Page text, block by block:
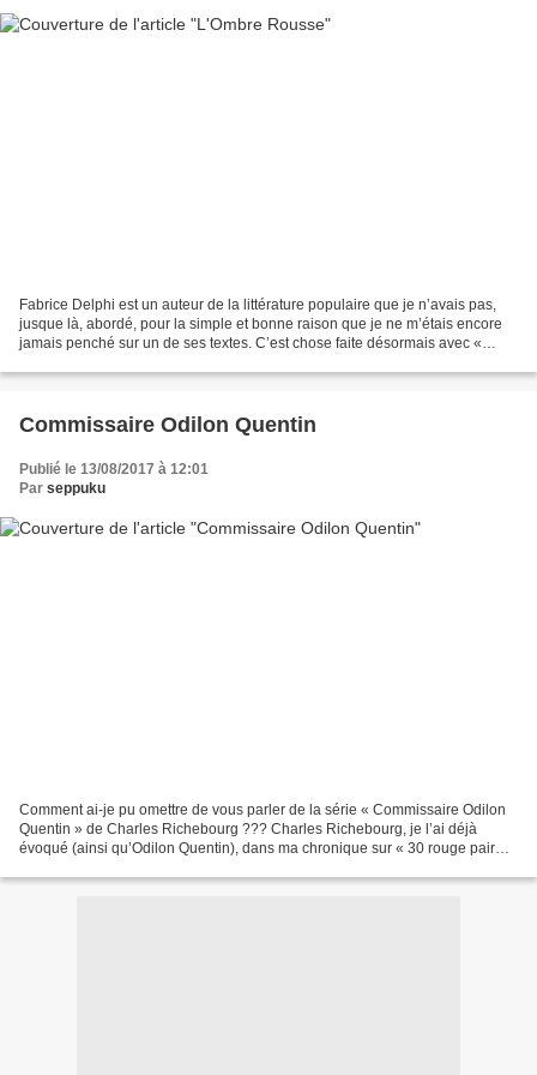
Fabrice Delphi est un auteur de la littérature populaire que je n’avais pas,
jusque là, abordé, pour la simple et bonne raison que je ne m’étais encore
jamais penché sur un de ses textes. C’est chose faite désormais avec «
Commissaire Odilon Quentin
Publié le 13/08/2017 à 12:01
Par seppuku
Comment ai-je pu omettre de vous parler de la série « Commissaire Odilon
Quentin » de Charles Richebourg ??? Charles Richebourg, je l’ai déjà
évoqué (ainsi qu’Odilon Quentin), dans ma chronique sur « 30 rouge pair